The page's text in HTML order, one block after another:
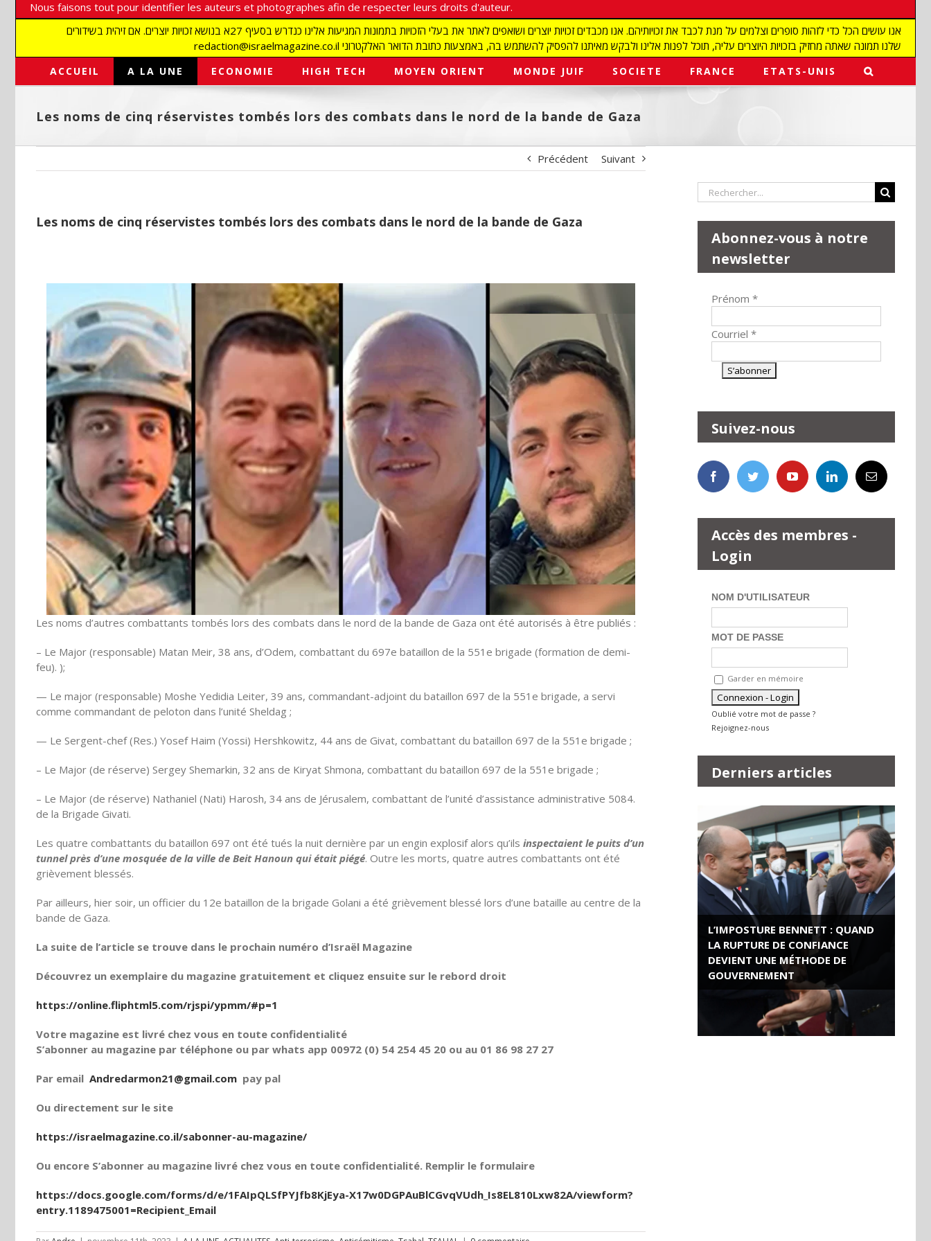
Nous faisons tout pour identifier les auteurs et photographes afin de respecter leurs droits d'auteur.
אנו עושים הכל כדי לזהות סופרים וצלמים על מנת לכבד את זכויותיהם. אנו מכבדים זכויות יוצרים ושואפים לאתר את בעלי הזכויות בתמונות המגיעות אלינו כנדרש בסעיף 27א בנושא זכויות יוצרים. אם זיהית בשידורים
redaction@israelmagazine.co.il שלנו תמונה שאתה מחזיק בזכויות היוצרים עליה, תוכל לפנות אלינו ולבקש מאיתנו להפסיק להשתמש בה, באמצעות כתובת הדואר האלקטרוני
ACCUEIL A LA UNE ECONOMIE HIGH TECH MOYEN ORIENT MONDE JUIF SOCIETE FRANCE ETATS-UNIS
Les noms de cinq réservistes tombés lors des combats dans le nord de la bande de Gaza
Précédent Suivant
Les noms de cinq réservistes tombés lors des combats dans le nord de la bande de Gaza
Les noms d’autres combattants tombés lors des combats dans le nord de la bande de Gaza ont été autorisés à être publiés :
– Le Major (responsable) Matan Meir, 38 ans, d’Odem, combattant du 697e bataillon de la 551e brigade (formation de demi-
feu). );
— Le major (responsable) Moshe Yedidia Leiter, 39 ans, commandant-adjoint du bataillon 697 de la 551e brigade, a servi
comme commandant de peloton dans l’unité Sheldag ;
— Le Sergent-chef (Res.) Yosef Haim (Yossi) Hershkowitz, 44 ans de Givat, combattant du bataillon 697 de la 551e brigade ;
– Le Major (de réserve) Sergey Shemarkin, 32 ans de Kiryat Shmona, combattant du bataillon 697 de la 551e brigade ;
– Le Major (de réserve) Nathaniel (Nati) Harosh, 34 ans de Jérusalem, combattant de l’unité d’assistance administrative 5084.
de la Brigade Givati.
Les quatre combattants du bataillon 697 ont été tués la nuit dernière par un engin explosif alors qu’ils inspectaient le puits d’un
tunnel près d’une mosquée de la ville de Beit Hanoun qui était piégé. Outre les morts, quatre autres combattants ont été
grièvement blessés.
Par ailleurs, hier soir, un officier du 12e bataillon de la brigade Golani a été grièvement blessé lors d’une bataille au centre de la
bande de Gaza.
La suite de l’article se trouve dans le prochain numéro d’Israël Magazine
Découvrez un exemplaire du magazine gratuitement et cliquez ensuite sur le rebord droit
https://online.fliphtml5.com/rjspi/ypmm/#p=1
Votre magazine est livré chez vous en toute confidentialité
S’abonner au magazine par téléphone ou par whats app 00972 (0) 54 254 45 20 ou au 01 86 98 27 27
Par email Andredarmon21@gmail.com pay pal
Ou directement sur le site
https://israelmagazine.co.il/sabonner-au-magazine/
Ou encore S’abonner au magazine livré chez vous en toute confidentialité. Remplir le formulaire
https://docs.google.com/forms/d/e/1FAIpQLSfPYJfb8KjEya-X17w0DGPAuBlCGvqVUdh_Is8EL810Lxw82A/viewform?
entry.1189475001=Recipient_Email
Rechercher:
Abonnez-vous à notre
newsletter
Prénom *
Courriel *
Suivez-nous
Accès des membres -
Login
NOM D'UTILISATEUR
MOT DE PASSE
Garder en mémoire
Oublié votre mot de passe ?
Rejoignez-nous
Derniers articles
L’IMPOSTURE BENNETT : QUAND
LA RUPTURE DE CONFIANCE
DEVIENT UNE MÉTHODE DE
GOUVERNEMENT
ROSE VALLAND, HEROÏNE DE LA
RESISTANCE FRANÇAISE